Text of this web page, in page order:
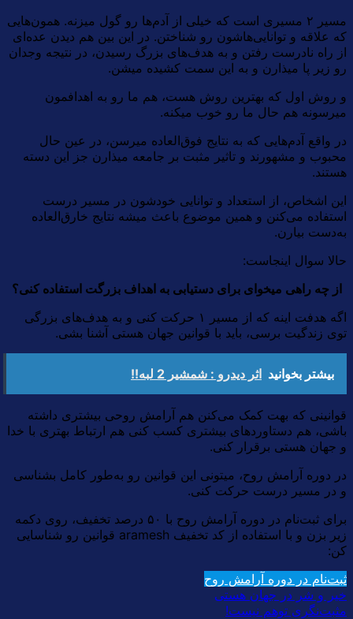
مسیر ۲ مسیری است که خیلی از آدم‌ها رو گول میزنه. همون‌هایی
که علاقه و توانایی‌هاشون رو شناختن. در این بین هم دیدن عده‌ای
از راه نادرست رفتن و به هدف‌های بزرگ رسیدن، در نتیجه وجدان
رو زیر پا میذارن و به این سمت کشیده میشن.
و روش اول که بهترین روش هست، هم ما رو به اهدافمون
میرسونه هم حال ما رو خوب میکنه.
در واقع آدم‌هایی که به نتایج فوق‌العاده میرسن، در عین حال
محبوب و مشهورند و تاثیر مثبت بر جامعه میذارن جز این دسته
هستند.
این اشخاص، از استعداد و توانایی خودشون در مسیر درست
استفاده می‌کنن و همین موضوع باعث میشه نتایج خارق‌العاده
به‌دست بیارن.
حالا سوال اینجاست:
از چه راهی میخوای برای دستیابی به اهداف بزرگت استفاده کنی؟
اگه هدفت اینه که از مسیر ۱ حرکت کنی و به هدف‌های بزرگی
توی زندگیت برسی، باید با قوانین جهان هستی آشنا بشی.
بیشتر بخوانید اثر دیدرو : شمشیر 2 لبه!!
قوانینی که بهت کمک می‌کنن هم آرامش روحی بیشتری داشته
باشی، هم دستاوردهای بیشتری کسب کنی هم ارتباط بهتری با خدا
و جهان هستی برقرار کنی.
در دوره آرامش روح، میتونی این قوانین رو به‌طور کامل بشناسی
و در مسیر درست حرکت کنی.
برای ثبت‌نام در دوره آرامش روح با ۵۰ درصد تخفیف، روی دکمه
زیر بزن و با استفاده از کد تخفیف aramesh قوانین رو شناسایی
کن:
ثبت‌نام در دوره آرامش روح
خیر و شر در جهان هستی
مثبت‌نگری توهم نیست!